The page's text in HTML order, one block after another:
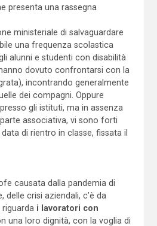
presenta una rassegna
ministeriale di salvaguardare
una frequenza scolastica
alunni e studenti con disabilità
dovuto confrontarsi con la
incontrando generalmente
dei compagni. Oppure
gli istituti, ma in assenza
associativa, vi sono forti
di rientro in classe, fissata il
causata dalla pandemia di
delle crisi aziendali, c’è da
i lavoratori con
una loro dignità, con la voglia di